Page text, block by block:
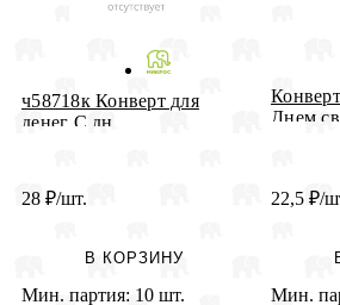
ч58718к Конверт для
денег С дн...
28 ₽/шт.
В КОРЗИНУ
Мин. партия: 10 шт.
Днем
22,5 ₽/
Мин.